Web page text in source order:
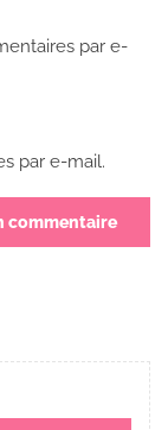
par e-
par e-mail.